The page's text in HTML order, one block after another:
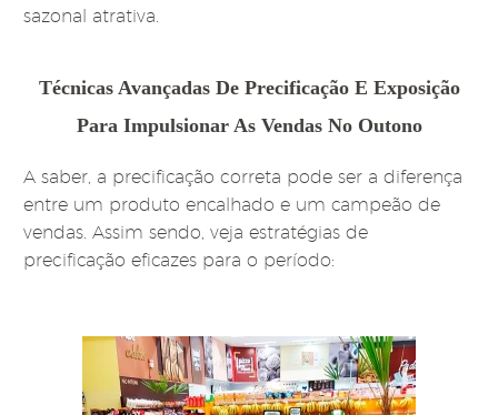
sazonal atrativa.
Técnicas Avançadas De Precificação E Exposição
Para Impulsionar As Vendas No Outono
A saber, a precificação correta pode ser a diferença
entre um produto encalhado e um campeão de
vendas. Assim sendo, veja estratégias de
precificação eficazes para o período: